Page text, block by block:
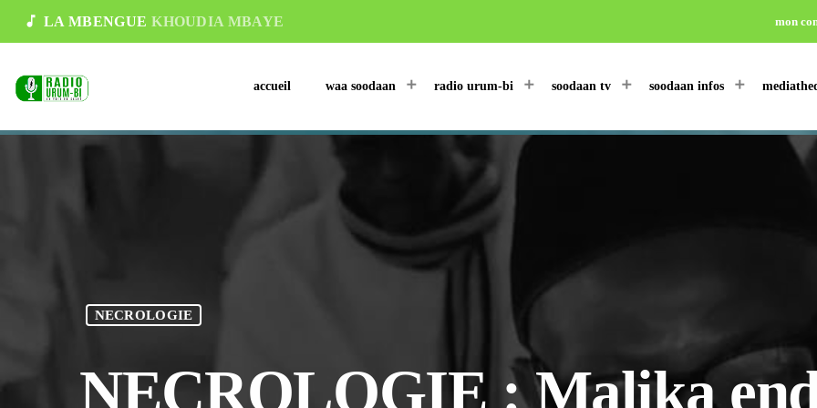
music_note LA MBENGUE KHOUDIA MBAYE mon
accueil waa soodaan radio urum-bi soodaan tv soodaan infos
NECROLOGIE
NECROLOGIE : Malika